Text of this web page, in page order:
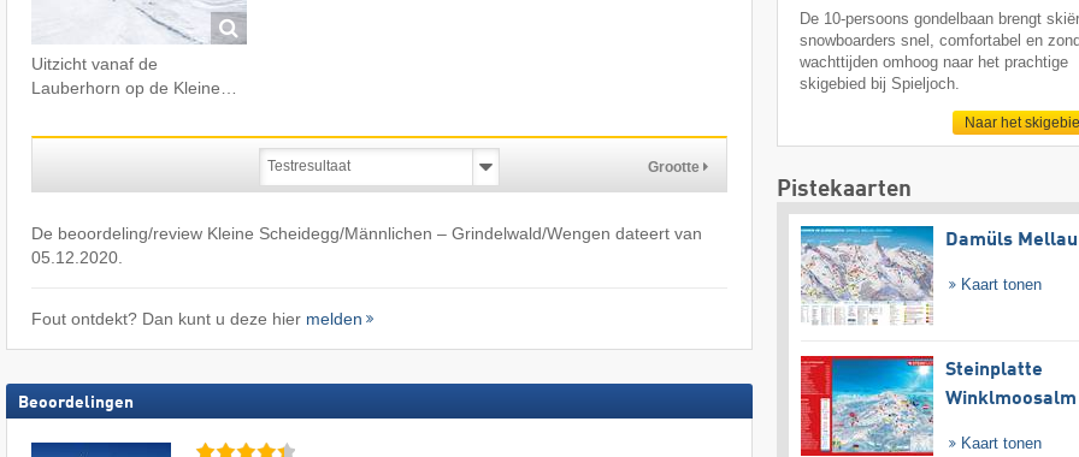
Uitzicht vanaf de
Lauberhorn op de Kleine…
Grootte
De beoordeling/review Kleine Scheidegg/​Männlichen – Grindelwald/​Wengen dateert van
05.12.2020.
Fout ontdekt? Dan kunt u deze hier melden
Beoordelingen
De 10-persoons gondelbaan brengt
snowboarders snel, comfortabel en
wachttijden omhoog naar het prachtige
skigebied bij Spieljoch.
Naar het
Pistekaarten
Damüls Mellau
Kaart tonen
Steinplatte
Winklmoosalm
Kaart tonen